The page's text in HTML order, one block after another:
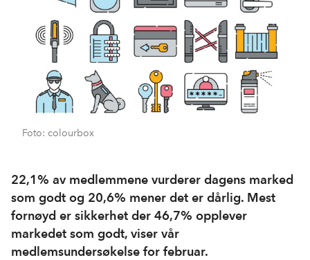
Foto: colourbox
22,1% av medlemmene vurderer dagens marked
som godt og 20,6% mener det er dårlig. Mest
fornøyd er sikkerhet der 46,7% opplever
markedet som godt, viser vår
medlemsundersøkelse for februar.